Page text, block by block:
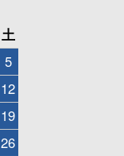
土
5
12
19
26